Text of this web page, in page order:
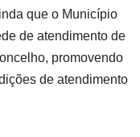
que o Município
de atendimento de
promovendo
de atendimento